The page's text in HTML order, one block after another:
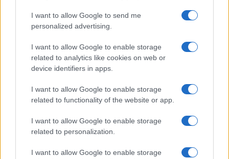
I want to allow Google to send me
personalized advertising.
I want to allow Google to enable storage
related to analytics like cookies on web or
device identifiers in apps.
I want to allow Google to enable storage
related to functionality of the website or app.
I want to allow Google to enable storage
related to personalization.
I want to allow Google to enable storage
Aguacate en la cocina: 10 recetas rápidas y deliciosas
Lucía Fernández · 4 Ago 2026